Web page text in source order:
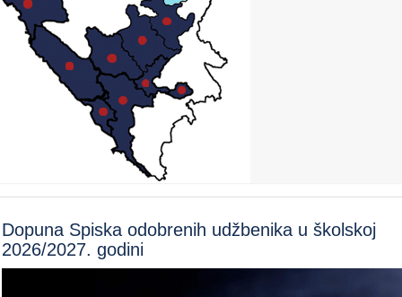
Dopuna Spiska odobrenih udžbenika u školskoj
2026/2027. godini